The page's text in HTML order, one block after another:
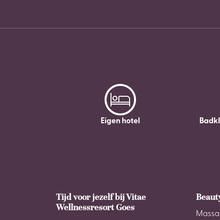
Eigen hotel
Tijd voor jezelf bij Vitae
Wellnessresort Goes